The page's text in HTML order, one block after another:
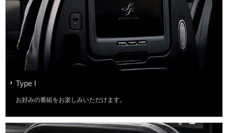
Type I
お好みの番組をお楽しみいただけます。